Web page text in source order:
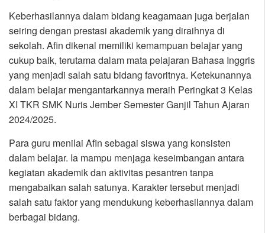
Keberhasilannya dalam bidang keagamaan juga berjalan
seiring dengan prestasi akademik yang diraihnya di
sekolah. Afin dikenal memiliki kemampuan belajar yang
cukup baik, terutama dalam mata pelajaran Bahasa Inggris
yang menjadi salah satu bidang favoritnya. Ketekunannya
dalam belajar mengantarkannya meraih Peringkat 3 Kelas
XI TKR SMK Nuris Jember Semester Ganjil Tahun Ajaran
2024/2025.
Para guru menilai Afin sebagai siswa yang konsisten
dalam belajar. Ia mampu menjaga keseimbangan antara
kegiatan akademik dan aktivitas pesantren tanpa
mengabaikan salah satunya. Karakter tersebut menjadi
salah satu faktor yang mendukung keberhasilannya dalam
berbagai bidang.